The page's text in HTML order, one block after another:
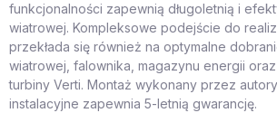
funkcjonalności zapewnią długoletnią i
wiatrowej. Kompleksowe podejście do
przekłada się również na optymalne
wiatrowej, falownika, magazynu energii
turbiny Verti. Montaż wykonany przez
instalacyjne zapewnia 5-letnią gwarancję.